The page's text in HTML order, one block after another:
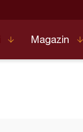
Magazin